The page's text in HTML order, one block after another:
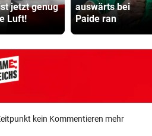
jetzt genug
Luft!
auswärts bei
Paide ran
kein Kommentieren mehr